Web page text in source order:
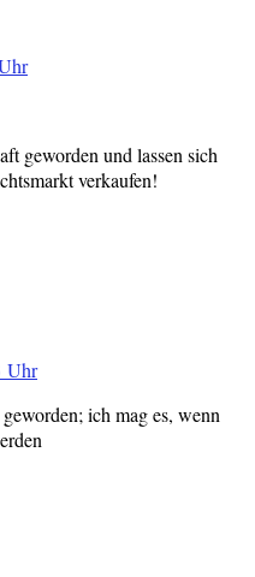
geworden und lassen sich
verkaufen!
Uhr
ich mag es, wenn